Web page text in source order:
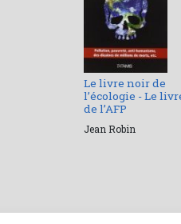
Le livre noir de
l’écologie - Le
de l’AFP
Jean Robin